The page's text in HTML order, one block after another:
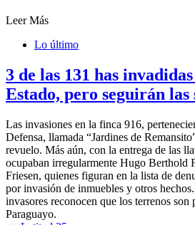
Leer Más
Lo último
3 de las 131 has
Estado, pero seguirán las
Las invasiones en la finca 916,
Defensa, llamada “Jardines de
revuelo. Más aún, con la entrega de las
ocupaban irregularmente Hugo Berthold
Friesen, quienes figuran en la lista de
por invasión de inmuebles y otros
invasores reconocen que los terrenos son
Paraguayo.